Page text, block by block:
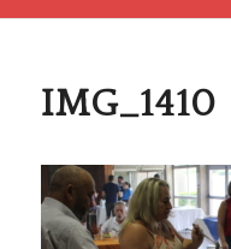
IMG_1410